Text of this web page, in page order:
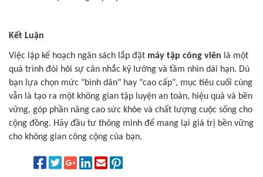
Kết Luận
Việc lập kế hoạch ngân sách lắp đặt máy tập công viên là một
quá trình đòi hỏi sự cân nhắc kỹ lưỡng và tầm nhìn dài hạn. Dù
bạn lựa chọn mức "bình dân" hay "cao cấp", mục tiêu cuối cùng
vẫn là tạo ra một không gian tập luyện an toàn, hiệu quả và bền
vững, góp phần nâng cao sức khỏe và chất lượng cuộc sống cho
cộng đồng. Hãy đầu tư thông minh để mang lại giá trị bền vững
cho không gian công cộng của bạn.